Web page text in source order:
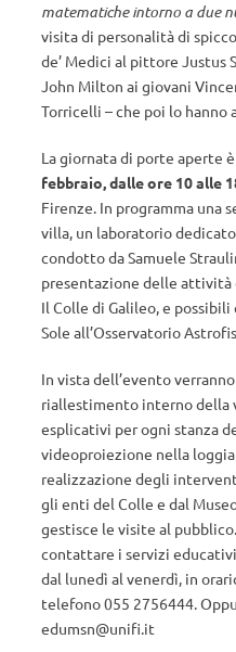
matematiche intorno a due
visita di personalità di
de’ Medici al pittore Justus
John Milton ai giovani
Torricelli – che poi lo
La giornata di porte aperte
febbraio, dalle ore 10 alle
Firenze. In programma una
villa, un laboratorio
condotto da Samuele
presentazione delle attività
Il Colle di Galileo, e
Sole all’Osservatorio
In vista dell’evento
riallestimento interno della
esplicativi per ogni stanza
videoproiezione nella loggia
realizzazione degli
gli enti del Colle e dal
gestisce le visite al
contattare i servizi
dal lunedì al venerdì, in
telefono 055 2756444.
edumsn@unifi.it